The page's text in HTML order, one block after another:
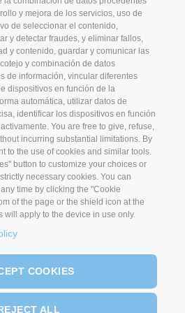
y mejora de los servicios, uso de
de seleccionar el contenido,
y detectar fraudes, y eliminar fallos,
y contenido, guardar y comunicar las
y combinación de datos
de información, vincular diferentes
dispositivos en función de la
automática, utilizar datos de
identificar los dispositivos en función
You are free to give, refuse,
incurring substantial limitations. By
to the use of cookies and similar tools.
button to customize your choices or
necessary cookies. You can
time by clicking the "Cookie
of the page or the shield icon at the
will apply to the device in use only.
COOKIES
ALL
COMPANIES:
PARTNERS: